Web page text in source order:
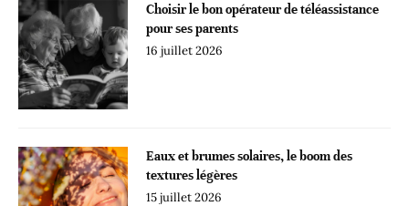
Choisir le bon opérateur de téléassistance
pour ses parents
16 juillet 2026
Eaux et brumes solaires, le boom des
textures légères
15 juillet 2026